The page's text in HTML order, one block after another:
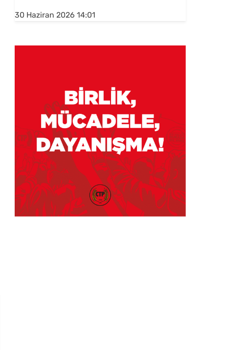
30 Haziran 2026 14:01